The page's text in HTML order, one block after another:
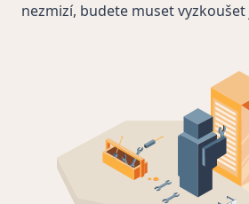
nezmizí, budete muset